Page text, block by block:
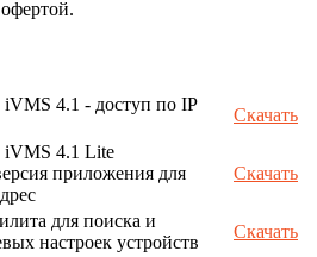
4.1 - доступ по IP
Скачать
iVMS 4.1 Lite
приложения для
Скачать
для поиска и
настроек устройств
Скачать